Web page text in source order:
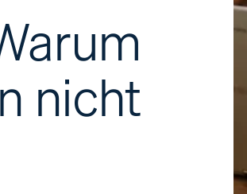
nicht